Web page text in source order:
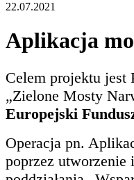
22.07.2021
Aplikacja
Celem projektu jest
„Zielone Mosty
Europejski
Operacja pn.
poprzez